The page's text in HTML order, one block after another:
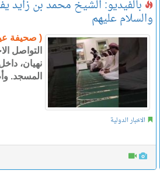
بالفيديو: الشيخ محمد بن
والسلام عليهم
( صحيفة
التواصل
نهيان،
المسجد.
الاخبار الدولية